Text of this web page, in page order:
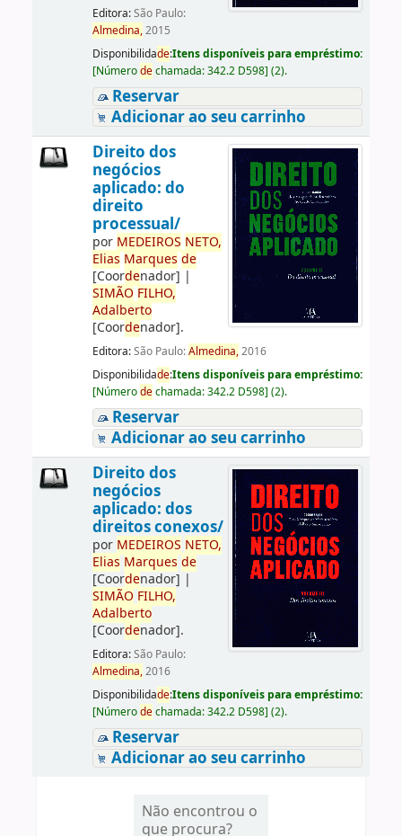
Editora:São Paulo:
Almedina,2015
Disponibilidade:Itens disponíveis para empréstimo:
[Númerodechamada:342.2 D598] (2).
Reservar
Adicionar ao seu carrinho
Direito dos
negócios
aplicado: do
direito
processual/
por MEDEIROS NETO,
Elias Marques de
[Coordenador] |
SIMÃO FILHO,
Adalberto
[Coordenador].
Editora:São Paulo:Almedina,2016
Disponibilidade:Itens disponíveis para empréstimo:
[Númerodechamada:342.2 D598] (2).
Reservar
Adicionar ao seu carrinho
Direito dos
negócios
aplicado: dos
direitos conexos/
por MEDEIROS NETO,
Elias Marques de
[Coordenador] |
SIMÃO FILHO,
Adalberto
[Coordenador].
Editora:São Paulo:
Almedina,2016
Disponibilidade:Itens disponíveis para empréstimo:
[Númerodechamada:342.2 D598] (2).
Reservar
Adicionar ao seu carrinho
Não encontrou o
que procura?